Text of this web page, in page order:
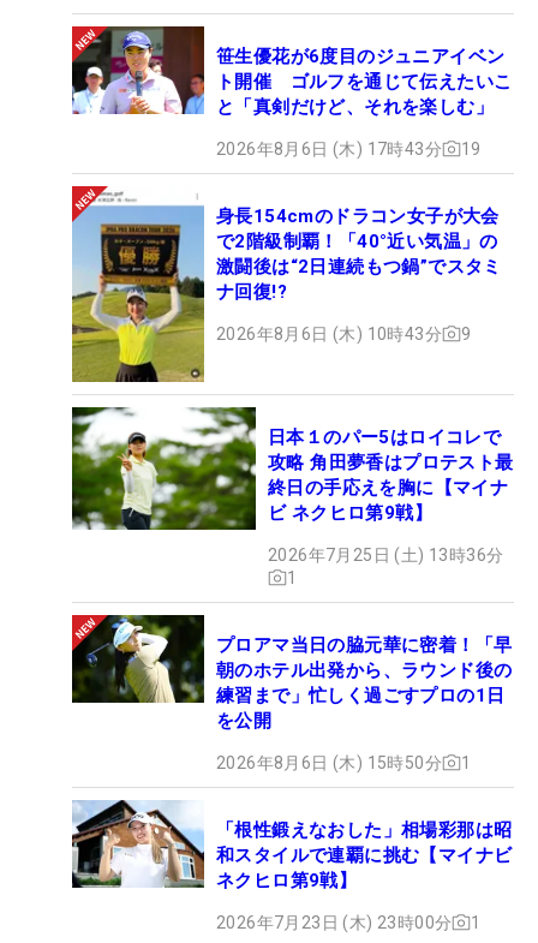
笹生優花が6度目のジュニアイベン
ト開催 ゴルフを通じて伝えたいこ
と「真剣だけど、それを楽しむ」
2026年8月6日 (木) 17時43分 19
身長154cmのドラコン女子が大会
で2階級制覇！「40°近い気温」の
激闘後は“2日連続もつ鍋”でスタミ
ナ回復!?
2026年8月6日 (木) 10時43分 9
日本１のパー5はロイコレで
攻略 角田夢香はプロテスト最
終日の手応えを胸に【マイナ
ビ ネクヒロ第9戦】
2026年7月25日 (土) 13時36分
1
プロアマ当日の脇元華に密着！「早
朝のホテル出発から、ラウンド後の
練習まで」忙しく過ごすプロの1日
を公開
2026年8月6日 (木) 15時50分 1
「根性鍛えなおした」相場彩那は昭
和スタイルで連覇に挑む【マイナビ
ネクヒロ第9戦】
2026年7月23日 (木) 23時00分 1